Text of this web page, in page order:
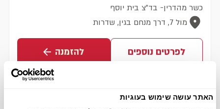
האתר עושה שימוש בעוגיות
כשר מהדרין- בד"צ בית יוסף
מול 7, דרך מנחם בגין, שדרות
לפרטים נוספים להזמנה